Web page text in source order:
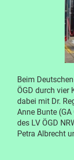
Beim
ÖGD durch vier
dabei mit Dr.
Anne Bunte
des LV ÖGD
Petra Albrecht